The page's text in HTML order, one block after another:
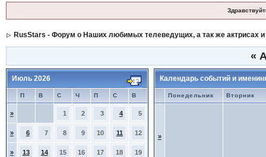
RusStars - Форум о Наших любимых телеведущих, а так же актрисах и
«
Июль 2026
П В С Ч П С В
» 1 2 3 4 5
» 6 7 8 9 10 11 12
» 13 14 15 16 17 18 19
Календарь событий и
Понедельник Вторник
»